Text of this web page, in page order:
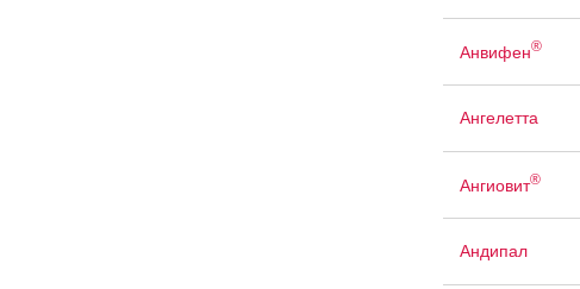
Анвифен®
Ангелетта
Ангиовит®
Андипал